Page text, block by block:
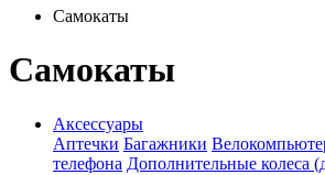
Самокаты
Самокаты
Аксессуары
Аптечки Багажники
телефона Дополнительные колеса